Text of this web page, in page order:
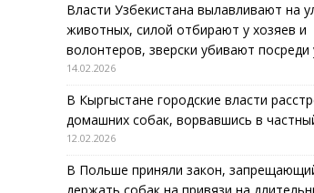
Власти Узбекистана вылавливают на
животных, силой отбирают у хозяев и
волонтеров, зверски убивают посреди
14.02.2026
В Кыргыстане городские власти
домашних собак, ворвавшись в
12.02.2026
В Польше приняли закон,